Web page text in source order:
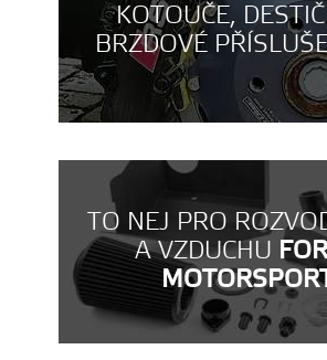
KOTOUČE,
BRZDOVÉ
TO NEJ PRO
A VZDUCHU